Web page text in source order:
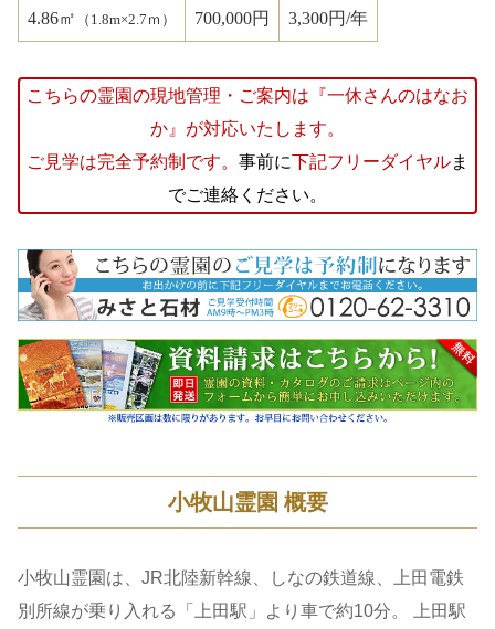
4.86㎡ （1.8m×2.7ｍ） 700,000円 3,300円/年
こちらの霊園の現地管理・ご案内は『一休さんのはなお
か』が対応いたします。
ご見学は完全予約制です。 事前に下記フリーダイヤルま
でご連絡ください。
小牧山霊園 概要
小牧山霊園は、JR北陸新幹線、しなの鉄道線、上田電鉄
別所線が乗り入れる「上田駅」より車で約10分。 上田駅